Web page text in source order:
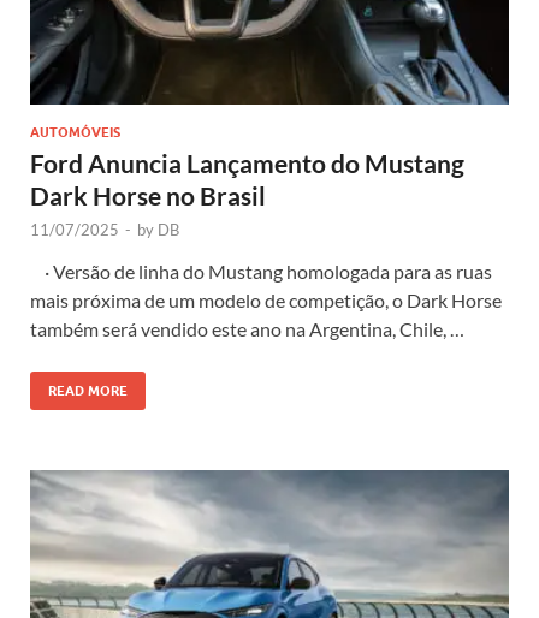
AUTOMÓVEIS
Ford Anuncia Lançamento do Mustang
Dark Horse no Brasil
11/07/2025 - by DB
· Versão de linha do Mustang homologada para as ruas
mais próxima de um modelo de competição, o Dark Horse
também será vendido este ano na Argentina, Chile, …
READ MORE